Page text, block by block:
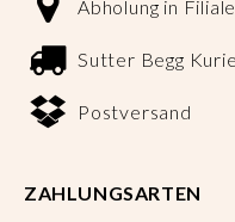
Abholung in
Sutter Begg
Postversand
ZAHLUNGSARTEN